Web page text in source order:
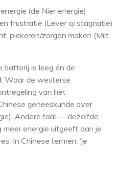
(de Nier energie)
frustratie (Lever qi stagnatie)
piekeren/zorgen maken (Milt
batterij is leeg én de
Waar de westerse
van het
geneeskunde over
Andere taal — dezelfde
energie uitgeeft dan je
In Chinese termen: ‘je